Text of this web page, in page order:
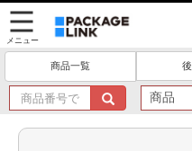
メニュー
商品一覧
商
品
番